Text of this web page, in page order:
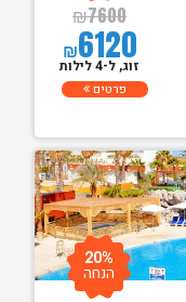
₪7600
₪6120
זוג, ל-4 לילות
פרטים
20%
הנחה